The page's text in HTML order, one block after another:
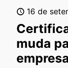
16 de
muda